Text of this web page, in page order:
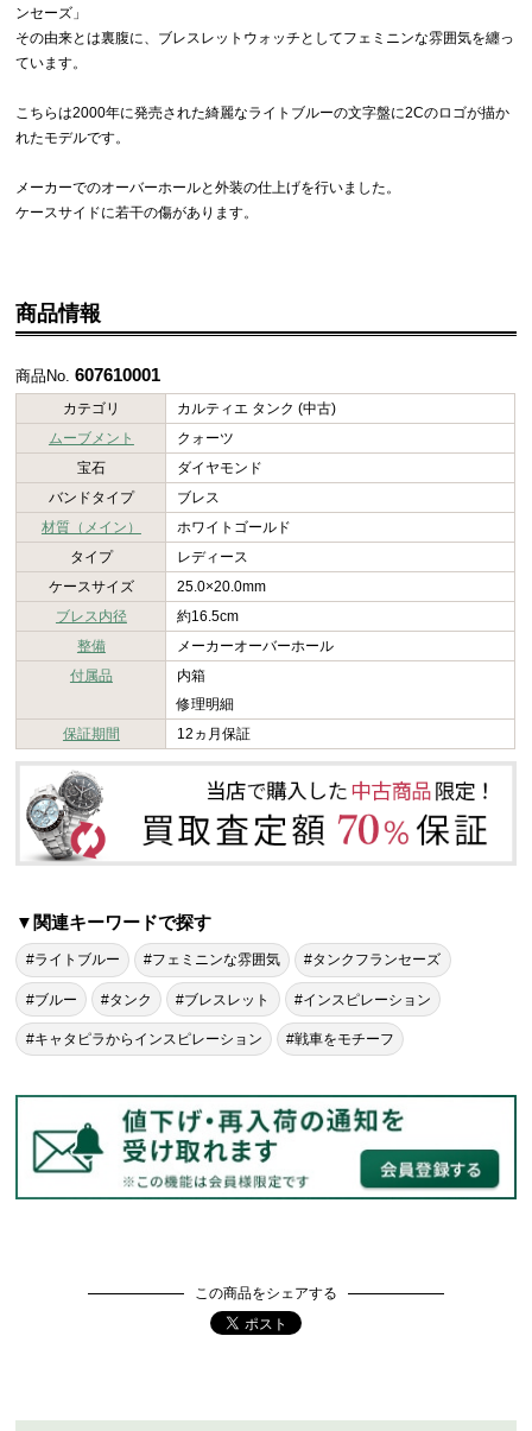
ンセーズ」
その由来とは裏腹に、ブレスレットウォッチとしてフェミニンな雰囲気を纏っ
ています。
こちらは2000年に発売された綺麗なライトブルーの文字盤に2Cのロゴが描か
れたモデルです。
メーカーでのオーバーホールと外装の仕上げを行いました。
ケースサイドに若干の傷があります。
商品情報
商品No.607610001
カテゴリ
カルティエ タンク (中古)
ムーブメント
クォーツ
宝石
ダイヤモンド
バンドタイプ
ブレス
材質（メイン）
ホワイトゴールド
タイプ
レディース
ケースサイズ
25.0×20.0mm
ブレス内径
約16.5cm
整備
メーカーオーバーホール
付属品
内箱
修理明細
保証期間
12ヵ月保証
▼関連キーワードで探す
#ライトブルー #フェミニンな雰囲気 #タンクフランセーズ
#ブルー #タンク #ブレスレット #インスピレーション
#キャタピラからインスピレーション #戦車をモチーフ
この商品をシェアする